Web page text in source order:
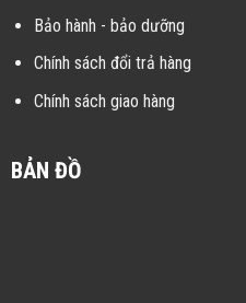
Bảo hành - bảo dưỡng
Chính sách đổi trả hàng
Chính sách giao hàng
BẢN ĐỒ